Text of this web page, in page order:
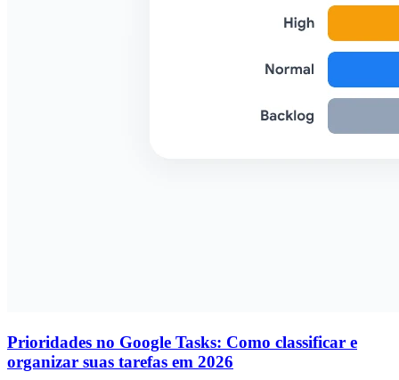
Prioridades no Google Tasks: Como classificar e
organizar suas tarefas em 2026